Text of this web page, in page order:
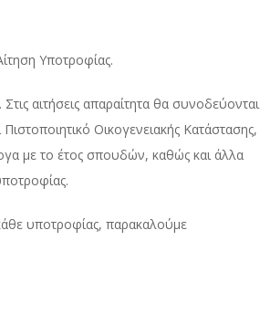
Υποτροφίας.
. Στις αιτήσεις απαραίτητα θα συνοδεύονται
Οικογενειακής Κατάστασης,
με το έτος σπουδών, καθώς και άλλα
υποτροφίας, παρακαλούμε